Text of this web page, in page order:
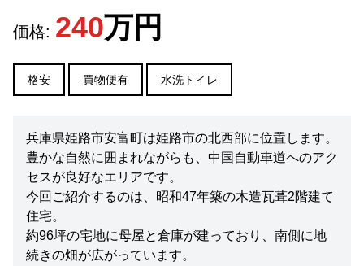
価格: 240万円
格安 買物便有 水洗トイレ
兵庫県姫路市安富町は姫路市の北西部に位置します。
豊かな自然に囲まれながらも、中国自動車道へのアク
セスが良好なエリアです。
今回ご紹介するのは、昭和47年築の木造瓦葺2階建て
住宅。
約96坪の宅地に母屋と倉庫が建っており、南側に地
続きの畑が広がっています。